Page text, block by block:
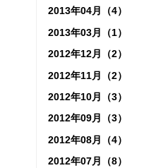
2013年04月（4）
2013年03月（1）
2012年12月（2）
2012年11月（2）
2012年10月（3）
2012年09月（3）
2012年08月（4）
2012年07月（8）